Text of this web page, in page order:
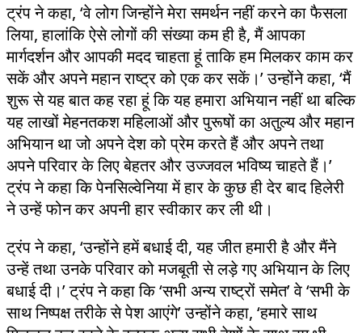
ट्रंप ने कहा, ‘वे लोग जिन्होंने मेरा समर्थन नहीं करने का फैसला
लिया, हालांकि ऐसे लोगों की संख्या कम ही है, मैं आपका
मार्गदर्शन और आपकी मदद चाहता हूं ताकि हम मिलकर काम कर
सकें और अपने महान राष्ट्र को एक कर सकें।’ उन्होंने कहा, ‘मैं
शुरू से यह बात कह रहा हूं कि यह हमारा अभियान नहीं था बल्कि
यह लाखों मेहनतकश महिलाओं और पुरूषों का अतुल्य और महान
अभियान था जो अपने देश को प्रेम करते हैं और अपने तथा
अपने परिवार के लिए बेहतर और उज्जवल भविष्य चाहते हैं।’
ट्रंप ने कहा कि पेनसिल्वेनिया में हार के कुछ ही देर बाद हिलेरी
ने उन्हें फोन कर अपनी हार स्वीकार कर ली थी।
ट्रंप ने कहा, ‘उन्होंने हमें बधाई दी, यह जीत हमारी है और मैंने
उन्हें तथा उनके परिवार को मजबूती से लड़े गए अभियान के लिए
बधाई दी।’ ट्रंप ने कहा कि ‘सभी अन्य राष्ट्रों समेत’ वे ‘सभी के
साथ निष्पक्ष तरीके से पेश आएंगे’ उन्होंने कहा, ‘हमारे साथ